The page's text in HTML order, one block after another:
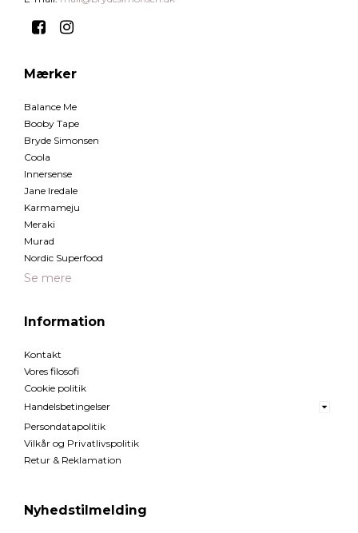
Mærker
Balance Me
Booby Tape
Bryde Simonsen
Coola
Innersense
Jane Iredale
Karmameju
Meraki
Murad
Nordic Superfood
Se mere
Information
Kontakt
Vores filosofi
Cookie politik
Handelsbetingelser
Persondatapolitik
Vilkår og Privatlivspolitik
Retur & Reklamation
Nyhedstilmelding